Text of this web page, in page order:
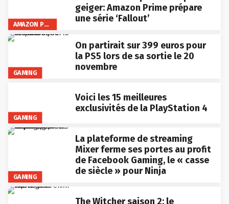
AMAZON PRIME VIDEO
geiger: Amazon Prime prépare
une série ‘Fallout’
GAMING
On partirait sur 399 euros pour
la PS5 lors de sa sortie le 20
novembre
GAMING
Voici les 15 meilleures
exclusivités de la PlayStation 4
GAMING
La plateforme de streaming
Mixer ferme ses portes au profit
de Facebook Gaming, le « casse
de siècle » pour Ninja
The Witcher saison 2: le